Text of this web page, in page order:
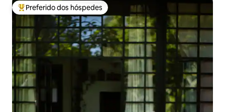
Entre os melhores preferidos dos hóspedes
Preferido dos hóspedes